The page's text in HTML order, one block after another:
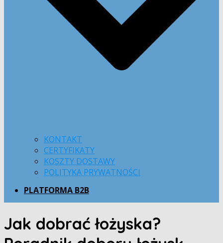
KONTAKT
CERTYFIKATY
KOSZTY DOSTAWY
POLITYKA PRYWATNOŚCI
PLATFORMA B2B
Jak dobrać łożyska?